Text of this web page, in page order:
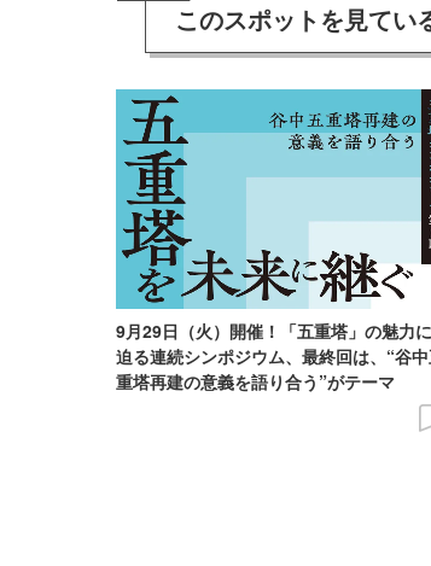
このスポットを見てい
9月29日（火）開催！「五重塔」の魅力に
迫る連続シンポジウム、最終回は、“谷
重塔再建の意義を語り合う”がテーマ